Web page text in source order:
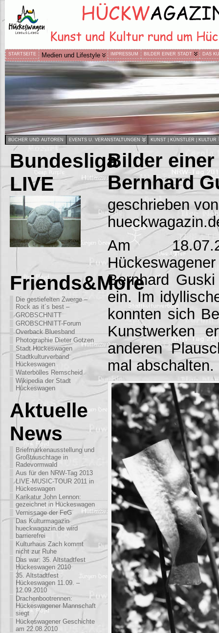
STARTSEITE Medien und Lifestyle IMPRESSUM BILDER EINER STADT DAS
BÜCHER UND AUTOREN EVENTS U. VERANSTALTUNGEN KUNST | KÜNSTLER | KULTUR
Bundesliga
LIVE
Friends&More
Die gestiefelten Zwerge –
Rock as it´s best –
GROBSCHNITT
GROBSCHNITT-Forum
Overback Bluesband
Photographie Dieter Gotzen
Stadt Hückeswagen
Stadtkulturverband
Hückeswagen
Waterbölles Remscheid
Wikipedia der Stadt
Hückeswagen
Aktuelle
News
Briefmarkenausstellung und
Großtauschtage in
Radevormwald
Aus für den NRW-Tag 2013
LIVE-MUSIC-TOUR 2011 in
Hückeswagen
Karikatur John Lennon:
gezeichnet in Hückeswagen
Vernissage der FeG
Das Kulturmagazin
hueckwagazin.de wird
barrierefrei
Kulturhaus Zach kommt
nicht zur Ruhe
Das war: 35. Altstadtfest
Hückeswagen 2010
35. Altstadtfest
Hückeswagen 11.09. –
12.09.2010
Drachenbootrennen:
Hückeswagener Mannschaft
siegt
Hückeswagener Geschichte
am 22.08.2010
Bilder
Bernhard
geschrieben
Am
Bernhard
ein. Im
konnten sich
Kunstwerken
anderen
mal abschalten.